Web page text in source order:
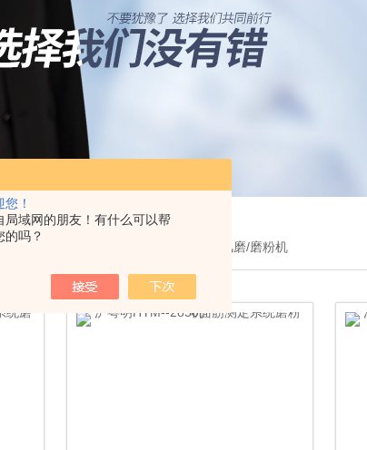
您！
局域网的朋友！有什么可以帮
的吗？
> 26沪粤明面粉设备分类 >水份磨/旋风磨/磨粉机